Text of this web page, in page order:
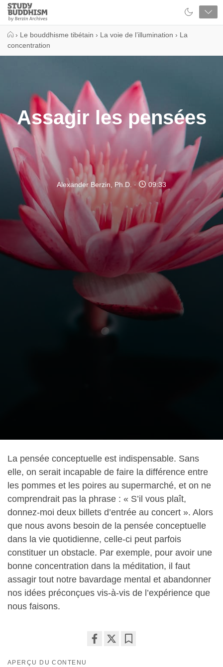
Close
Study
Buddhism
› Le bouddhisme tibétain › La voie de l’illumination › La
concentration
Assagir les pensées
Alexander Berzin, Ph.D. 09:33
La pensée conceptuelle est indispensable. Sans
elle, on serait incapable de faire la différence entre
les pommes et les poires au supermarché, et on ne
comprendrait pas la phrase : « S’il vous plaît,
donnez-moi deux billets d’entrée au concert ». Alors
que nous avons besoin de la pensée conceptuelle
dans la vie quotidienne, celle-ci peut parfois
constituer un obstacle. Par exemple, pour avoir une
bonne concentration dans la méditation, il faut
assagir tout notre bavardage mental et abandonner
nos idées préconçues vis-à-vis de l’expérience que
nous faisons.
APERÇU DU CONTENU